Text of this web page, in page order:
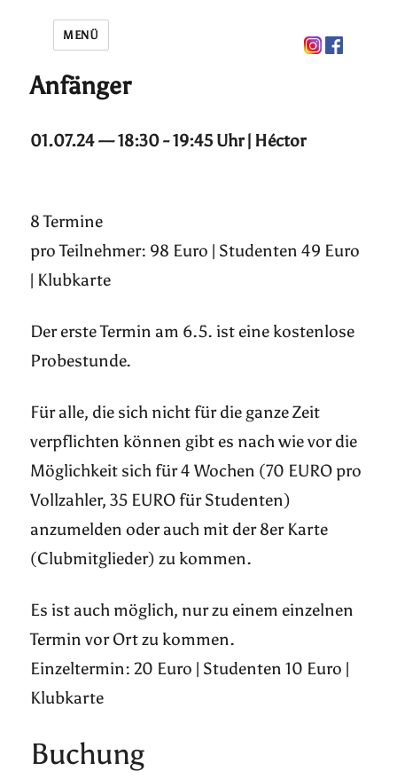
MENÜ
Anfänger
01.07.24 — 18:30 - 19:45 Uhr | Héctor
8 Termine
pro Teilnehmer: 98 Euro | Studenten 49 Euro
| Klubkarte
Der erste Termin am 6.5. ist eine kostenlose
Probestunde.
Für alle, die sich nicht für die ganze Zeit
verpflichten können gibt es nach wie vor die
Möglichkeit sich für 4 Wochen (70 EURO pro
Vollzahler, 35 EURO für Studenten)
anzumelden oder auch mit der 8er Karte
(Clubmitglieder) zu kommen.
Es ist auch möglich, nur zu einem einzelnen
Termin vor Ort zu kommen.
Einzeltermin: 20 Euro | Studenten 10 Euro |
Klubkarte
Buchung